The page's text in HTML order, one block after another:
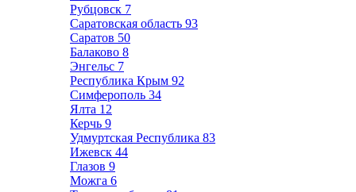
Рубцовск 7
Саратовская область 93
Саратов 50
Балаково 8
Энгельс 7
Республика Крым 92
Симферополь 34
Ялта 12
Керчь 9
Удмуртская Республика 83
Ижевск 44
Глазов 9
Можга 6